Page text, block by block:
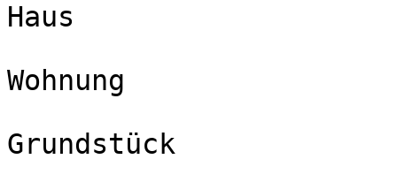
Haus
Wohnung
Grundstück